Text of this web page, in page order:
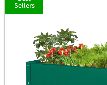
Sellers